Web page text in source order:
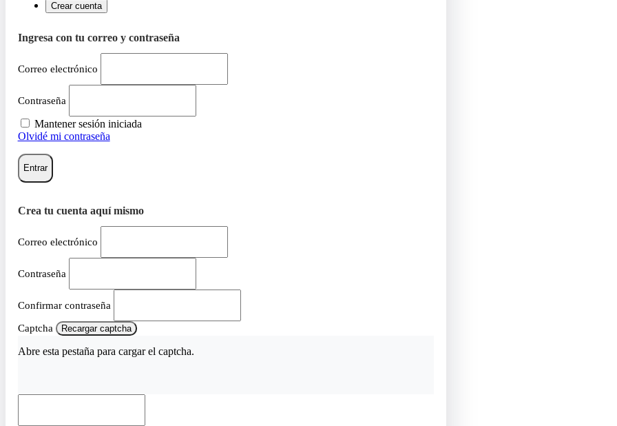
Crear cuenta
Ingresa con tu correo y contraseña
Correo electrónico
Contraseña
Mantener sesión iniciada
Olvidé mi contraseña
Entrar
Crea tu cuenta aquí mismo
Correo electrónico
Contraseña
Confirmar contraseña
Captcha Recargar captcha
Abre esta pestaña para cargar el captcha.